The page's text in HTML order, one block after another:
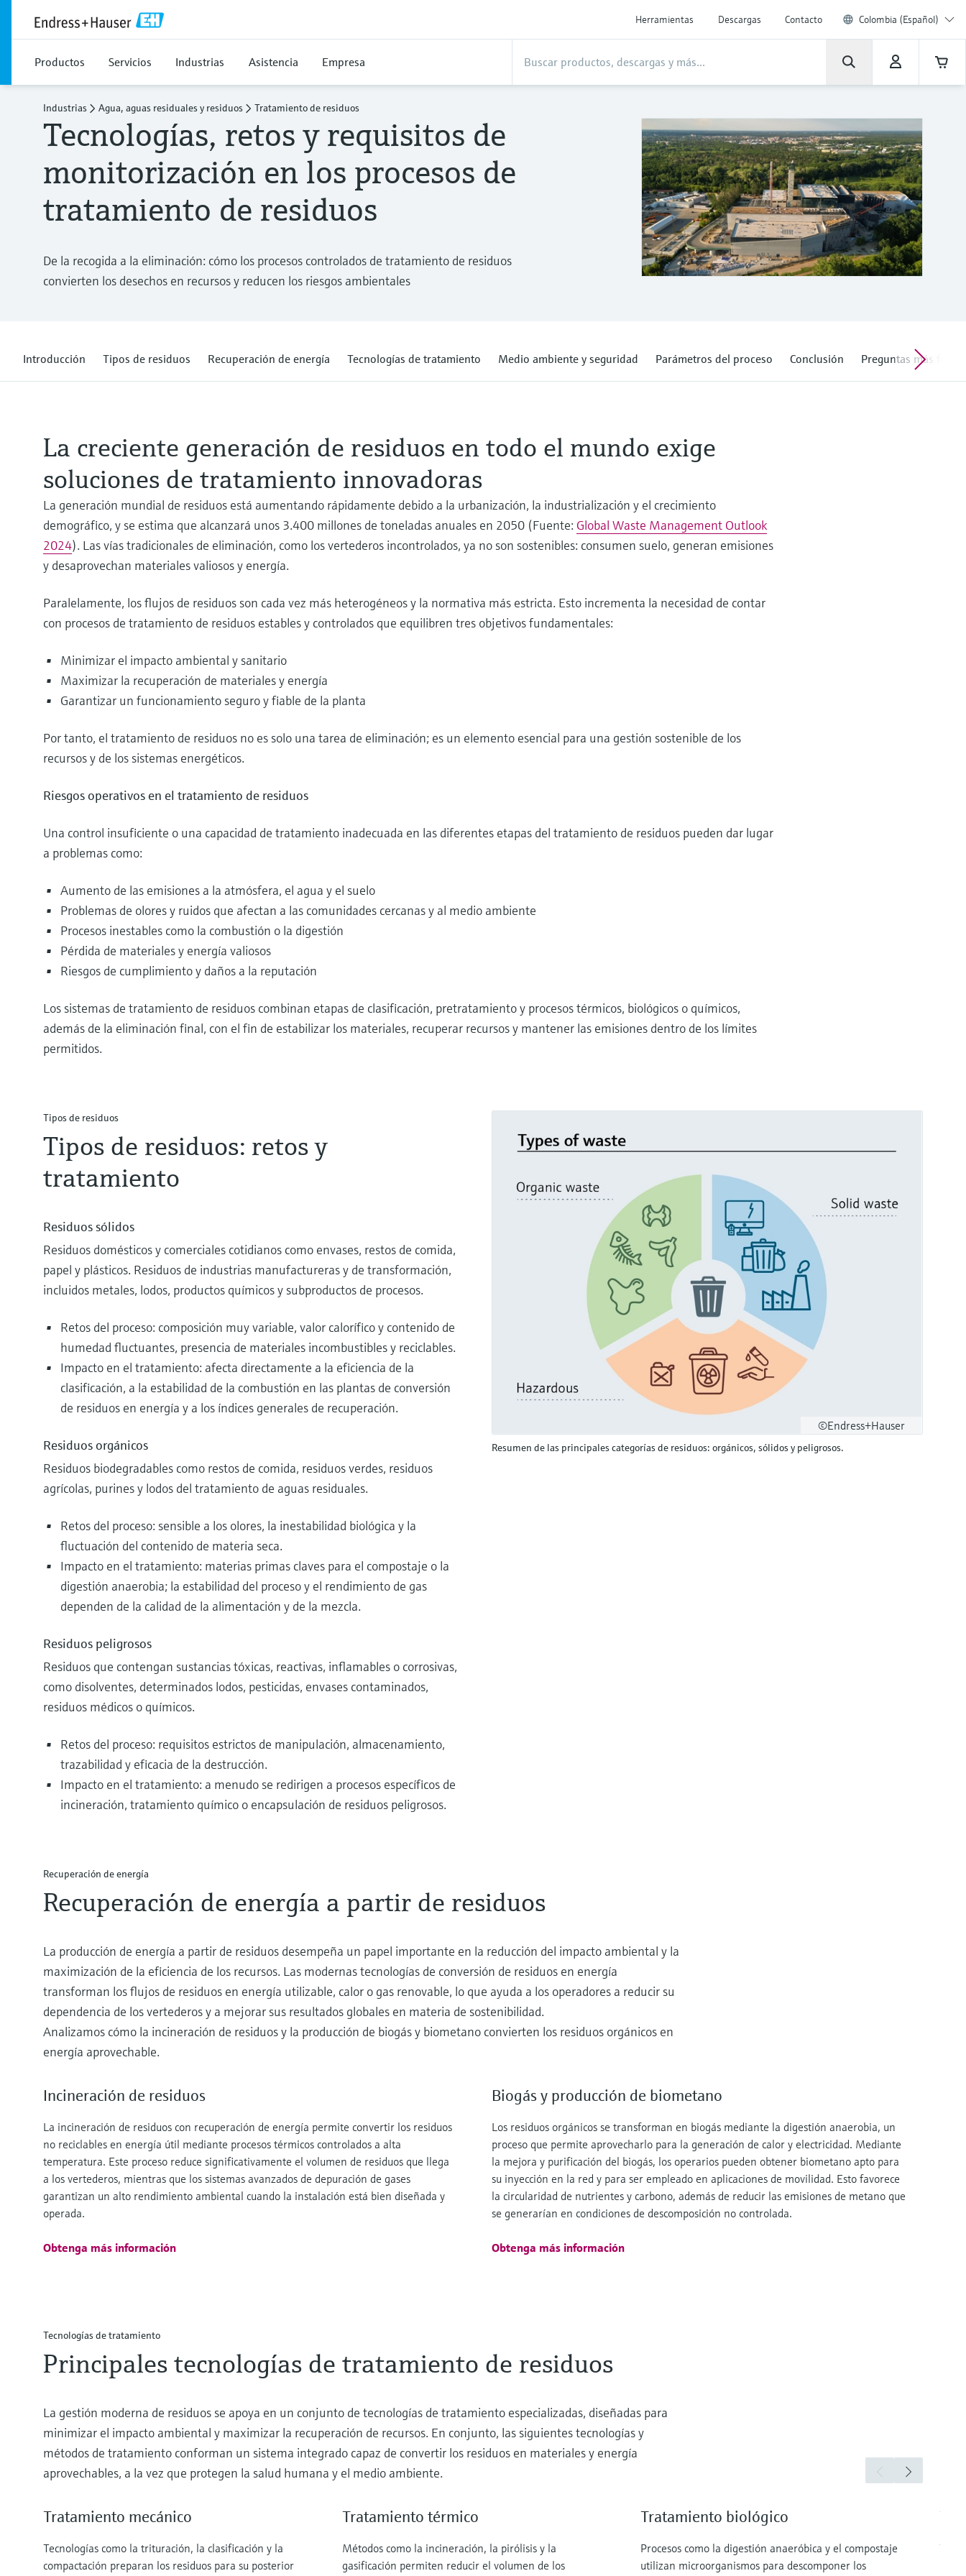
Herramientas Descargas Contacto Colombia (Español)
Productos Servicios Industrias Asistencia Empresa
Industrias Agua, aguas residuales y residuos Tratamiento de residuos
Tecnologías, retos y requisitos de
monitorización en los procesos de
tratamiento de residuos
De la recogida a la eliminación: cómo los procesos controlados de tratamiento de residuos
convierten los desechos en recursos y reducen los riesgos ambientales
Introducción Tipos de residuos Recuperación de energía Tecnologías de tratamiento Medio ambiente y seguridad Parámetros del proceso Conclusión Preguntas más
La creciente generación de residuos en todo el mundo exige
soluciones de tratamiento innovadoras
La generación mundial de residuos está aumentando rápidamente debido a la urbanización, la industrialización y el crecimiento
demográfico, y se estima que alcanzará unos 3.400 millones de toneladas anuales en 2050 (Fuente: Global Waste Management Outlook
2024). Las vías tradicionales de eliminación, como los vertederos incontrolados, ya no son sostenibles: consumen suelo, generan emisiones
y desaprovechan materiales valiosos y energía.
Paralelamente, los flujos de residuos son cada vez más heterogéneos y la normativa más estricta. Esto incrementa la necesidad de contar
con procesos de tratamiento de residuos estables y controlados que equilibren tres objetivos fundamentales:
Minimizar el impacto ambiental y sanitario
Maximizar la recuperación de materiales y energía
Garantizar un funcionamiento seguro y fiable de la planta
Por tanto, el tratamiento de residuos no es solo una tarea de eliminación; es un elemento esencial para una gestión sostenible de los
recursos y de los sistemas energéticos.
Riesgos operativos en el tratamiento de residuos
Una control insuficiente o una capacidad de tratamiento inadecuada en las diferentes etapas del tratamiento de residuos pueden dar lugar
a problemas como:
Aumento de las emisiones a la atmósfera, el agua y el suelo
Problemas de olores y ruidos que afectan a las comunidades cercanas y al medio ambiente
Procesos inestables como la combustión o la digestión
Pérdida de materiales y energía valiosos
Riesgos de cumplimiento y daños a la reputación
Los sistemas de tratamiento de residuos combinan etapas de clasificación, pretratamiento y procesos térmicos, biológicos o químicos,
además de la eliminación final, con el fin de estabilizar los materiales, recuperar recursos y mantener las emisiones dentro de los límites
permitidos.
©Endress+Hauser
Resumen de las principales categorías de residuos: orgánicos, sólidos y peligrosos.
Tipos de residuos
Tipos de residuos: retos y
tratamiento
Residuos sólidos
Residuos domésticos y comerciales cotidianos como envases, restos de comida,
papel y plásticos. Residuos de industrias manufactureras y de transformación,
incluidos metales, lodos, productos químicos y subproductos de procesos.
Retos del proceso: composición muy variable, valor calorífico y contenido de
humedad fluctuantes, presencia de materiales incombustibles y reciclables.
Impacto en el tratamiento: afecta directamente a la eficiencia de la
clasificación, a la estabilidad de la combustión en las plantas de conversión
de residuos en energía y a los índices generales de recuperación.
Residuos orgánicos
Residuos biodegradables como restos de comida, residuos verdes, residuos
agrícolas, purines y lodos del tratamiento de aguas residuales.
Retos del proceso: sensible a los olores, la inestabilidad biológica y la
fluctuación del contenido de materia seca.
Impacto en el tratamiento: materias primas claves para el compostaje o la
digestión anaerobia; la estabilidad del proceso y el rendimiento de gas
dependen de la calidad de la alimentación y de la mezcla.
Residuos peligrosos
Residuos que contengan sustancias tóxicas, reactivas, inflamables o corrosivas,
como disolventes, determinados lodos, pesticidas, envases contaminados,
residuos médicos o químicos.
Retos del proceso: requisitos estrictos de manipulación, almacenamiento,
trazabilidad y eficacia de la destrucción.
Impacto en el tratamiento: a menudo se redirigen a procesos específicos de
incineración, tratamiento químico o encapsulación de residuos peligrosos.
Recuperación de energía
Recuperación de energía a partir de residuos
La producción de energía a partir de residuos desempeña un papel importante en la reducción del impacto ambiental y la
maximización de la eficiencia de los recursos. Las modernas tecnologías de conversión de residuos en energía
transforman los flujos de residuos en energía utilizable, calor o gas renovable, lo que ayuda a los operadores a reducir su
dependencia de los vertederos y a mejorar sus resultados globales en materia de sostenibilidad.
Analizamos cómo la incineración de residuos y la producción de biogás y biometano convierten los residuos orgánicos en
energía aprovechable.
Incineración de residuos
La incineración de residuos con recuperación de energía permite convertir los residuos
no reciclables en energía útil mediante procesos térmicos controlados a alta
temperatura. Este proceso reduce significativamente el volumen de residuos que llega
a los vertederos, mientras que los sistemas avanzados de depuración de gases
garantizan un alto rendimiento ambiental cuando la instalación está bien diseñada y
operada.
Obtenga más información
Biogás y producción de biometano
Los residuos orgánicos se transforman en biogás mediante la digestión anaerobia, un
proceso que permite aprovecharlo para la generación de calor y electricidad. Mediante
la mejora y purificación del biogás, los operarios pueden obtener biometano apto para
su inyección en la red y para ser empleado en aplicaciones de movilidad. Esto favorece
la circularidad de nutrientes y carbono, además de reducir las emisiones de metano que
se generarían en condiciones de descomposición no controlada.
Obtenga más información
Tecnologías de tratamiento
Principales tecnologías de tratamiento de residuos
La gestión moderna de residuos se apoya en un conjunto de tecnologías de tratamiento especializadas, diseñadas para
minimizar el impacto ambiental y maximizar la recuperación de recursos. En conjunto, las siguientes tecnologías y
métodos de tratamiento conforman un sistema integrado capaz de convertir los residuos en materiales y energía
aprovechables, a la vez que protegen la salud humana y el medio ambiente.
Tratamiento mecánico
Tecnologías como la trituración, la clasificación y la
compactación preparan los residuos para su posterior
Tratamiento térmico
Métodos como la incineración, la pirólisis y la
gasificación permiten reducir el volumen de los
Tratamiento biológico
Procesos como la digestión anaeróbica y el compostaje
utilizan microorganismos para descomponer los